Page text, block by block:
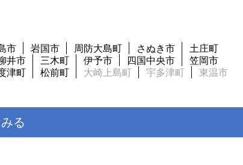
市 岩国市 周防大島町 さぬき市
土庄町
井市 三木町 伊予市 四国中央市
笠岡市
津町 松前町 大崎上島町 宇多津町 東温市
る